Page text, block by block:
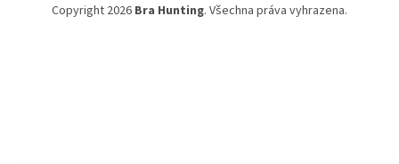
Copyright 2026 Bra Hunting. Všechna práva vyhrazena.